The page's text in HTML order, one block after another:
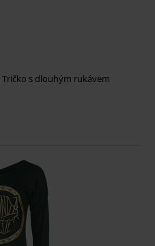
Tričko s dlouhým rukávem